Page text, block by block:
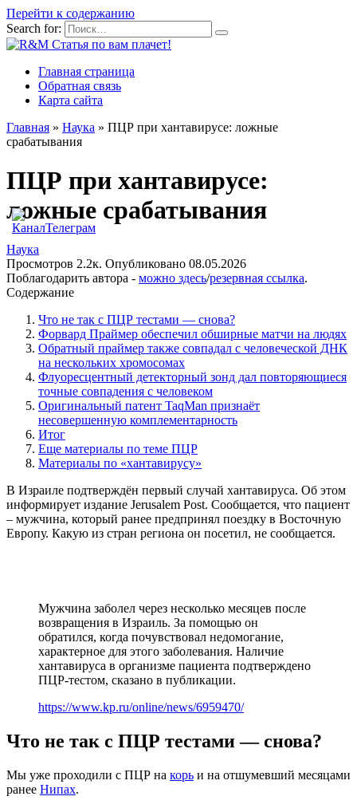
Перейти к содержанию
Search for:
Главная страница
Обратная связь
Карта сайта
Главная » Наука » ПЦР при хантавирусе: ложные
срабатывания
ПЦР при хантавирусе:
ложные срабатывания
Наука
Просмотров 2.2к. Опубликовано 08.05.2026
Поблагодарить автора - можно здесь/резервная ссылка.
Содержание
Что не так с ПЦР тестами — снова?
Форвард Праймер обеспечил обширные матчи на людях
Обратный праймер также совпадал с человеческой ДНК
на нескольких хромосомах
Флуоресцентный детекторный зонд дал повторяющиеся
точные совпадения с человеком
Оригинальный патент TaqMan признаёт
несовершенную комплементарность
Итог
Еще материалы по теме ПЦР
Материалы по «хантавирусу»
В Израиле подтверждён первый случай хантавируса. Об этом
информирует издание Jerusalem Post. Сообщается, что пациент
– мужчина, который ранее предпринял поездку в Восточную
Европу. Какую из стран региона он посетил, не сообщается.
Мужчина заболел через несколько месяцев после
возвращения в Израиль. За помощью он
обратился, когда почувствовал недомогание,
характерное для этого заболевания. Наличие
хантавируса в организме пациента подтверждено
ПЦР-тестом, сказано в публикации.
https://www.kp.ru/online/news/6959470/
Что не так с ПЦР тестами — снова?
Мы уже проходили с ПЦР на корь и на отшумевший месяцами
ранее Нипах.